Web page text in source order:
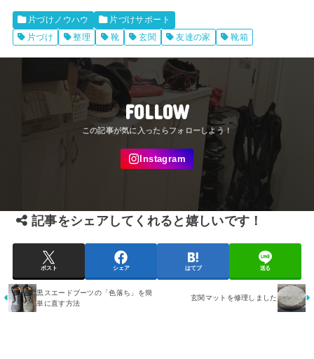
片づけノウハウ
片づけサポート
片づけ
整理 靴 玄関 友達の家 靴箱
FOLLOW
記事をシェアしてくれると嬉しいです！
ポスト シェア はてブ 送る
黒スエードブーツの「色落ち」を簡
単に直す方法
玄関マットを修理しました